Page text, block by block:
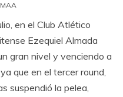
en el Club Atlético
Ezequiel Almada
gran nivel y venciendo a
que en el tercer round,
suspendió la pelea,